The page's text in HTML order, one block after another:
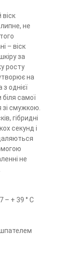
не
– віск
за
росту
на
однієї
самої
зі смужкою.
гібридні
секунд і
не
– + 39 ° C